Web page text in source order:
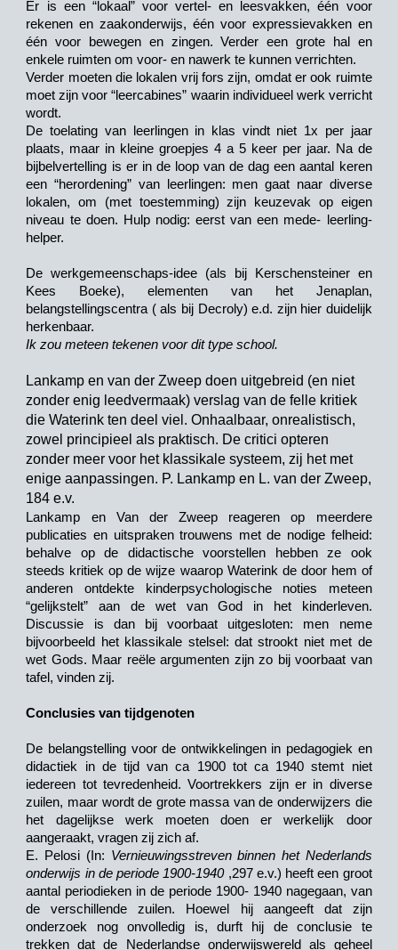
Er is een “lokaal” voor vertel- en leesvakken, één voor
rekenen en zaakonderwijs, één voor expressievakken en
één voor bewegen en zingen. Verder een grote hal en
enkele ruimten om voor- en nawerk te kunnen verrichten.
Verder moeten die lokalen vrij fors zijn, omdat er ook ruimte
moet zijn voor “leercabines” waarin individueel werk verricht
wordt.
De toelating van leerlingen in klas vindt niet 1x per jaar
plaats, maar in kleine groepjes 4 a 5 keer per jaar. Na de
bijbelvertelling is er in de loop van de dag een aantal keren
een “herordening” van leerlingen: men gaat naar diverse
lokalen, om (met toestemming) zijn keuzevak op eigen
niveau te doen. Hulp nodig: eerst van een mede- leerling-
helper.
De werkgemeenschaps-idee (als bij Kerschensteiner en
Kees Boeke), elementen van het Jenaplan,
belangstellingscentra ( als bij Decroly) e.d. zijn hier duidelijk
herkenbaar.
Ik zou meteen tekenen voor dit type school.
Lankamp en van der Zweep doen uitgebreid (en niet
zonder enig leedvermaak) verslag van de felle kritiek
die Waterink ten deel viel. Onhaalbaar, onrealistisch,
zowel principieel als praktisch. De critici opteren
zonder meer voor het klassikale systeem, zij het met
enige aanpassingen. P. Lankamp en L. van der Zweep,
184 e.v.
Lankamp en Van der Zweep reageren op meerdere
publicaties en uitspraken trouwens met de nodige felheid:
behalve op de didactische voorstellen hebben ze ook
steeds kritiek op de wijze waarop Waterink de door hem of
anderen ontdekte kinderpsychologische noties meteen
“gelijkstelt” aan de wet van God in het kinderleven.
Discussie is dan bij voorbaat uitgesloten: men neme
bijvoorbeeld het klassikale stelsel: dat strookt niet met de
wet Gods. Maar reële argumenten zijn zo bij voorbaat van
tafel, vinden zij.
Conclusies van tijdgenoten
De belangstelling voor de ontwikkelingen in pedagogiek en
didactiek in de tijd van ca 1900 tot ca 1940 stemt niet
iedereen tot tevredenheid. Voortrekkers zijn er in diverse
zuilen, maar wordt de grote massa van de onderwijzers die
het dagelijkse werk moeten doen er werkelijk door
aangeraakt, vragen zij zich af.
E. Pelosi (In: Vernieuwingsstreven binnen het Nederlands
onderwijs in de periode 1900-1940,297 e.v.) heeft een groot
aantal periodieken in de periode 1900- 1940 nagegaan, van
de verschillende zuilen. Hoewel hij aangeeft dat zijn
onderzoek nog onvolledig is, durft hij de conclusie te
trekken dat de Nederlandse onderwijswereld als geheel